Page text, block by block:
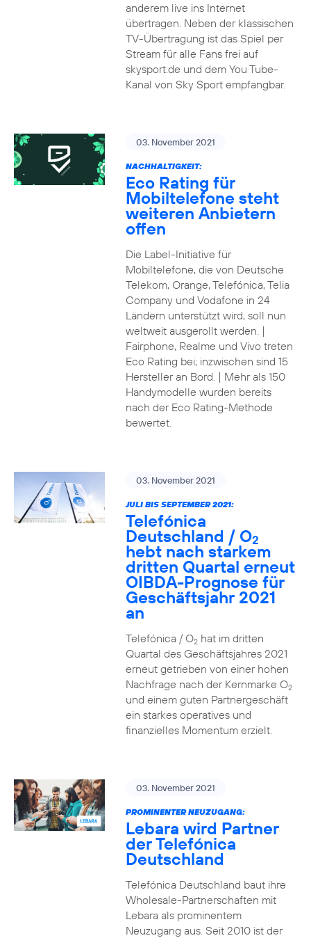
anderem live ins Internet
übertragen. Neben der klassischen
TV-Übertragung ist das Spiel per
Stream für alle Fans frei auf
skysport.de und dem You Tube-
Kanal von Sky Sport empfangbar.
03. November 2021
NACHHALTIGKEIT:
Eco Rating für
Mobiltelefone steht
weiteren Anbietern
offen
Die Label-Initiative für
Mobiltelefone, die von Deutsche
Telekom, Orange, Telefónica, Telia
Company und Vodafone in 24
Ländern unterstützt wird, soll nun
weltweit ausgerollt werden. |
Fairphone, Realme und Vivo treten
Eco Rating bei; inzwischen sind 15
Hersteller an Bord. | Mehr als 150
Handymodelle wurden bereits
nach der Eco Rating-Methode
bewertet.
03. November 2021
JULI BIS SEPTEMBER 2021:
Telefónica
Deutschland / O2
hebt nach starkem
dritten Quartal erneut
OIBDA-Prognose für
Geschäftsjahr 2021
an
Telefónica / O2hat im dritten
Quartal des Geschäftsjahres 2021
erneut getrieben von einer hohen
Nachfrage nach der Kernmarke O2
und einem guten Partnergeschäft
ein starkes operatives und
finanzielles Momentum erzielt.
03. November 2021
PROMINENTER NEUZUGANG:
Lebara wird Partner
der Telefónica
Deutschland
Telefónica Deutschland baut ihre
Wholesale-Partnerschaften mit
Lebara als prominentem
Neuzugang aus. Seit 2010 ist der